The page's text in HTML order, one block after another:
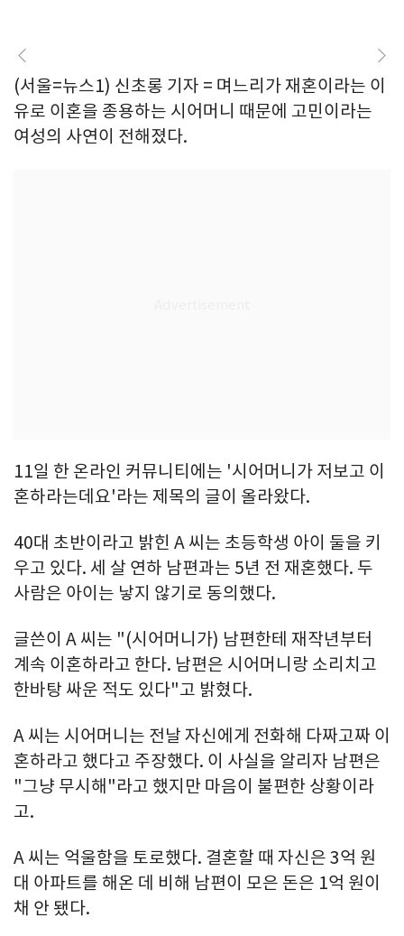
(서울=뉴스1) 신초롱 기자 = 며느리가 재혼이라는 이
유로 이혼을 종용하는 시어머니 때문에 고민이라는
여성의 사연이 전해졌다.
11일 한 온라인 커뮤니티에는 '시어머니가 저보고 이
혼하라는데요'라는 제목의 글이 올라왔다.
40대 초반이라고 밝힌 A 씨는 초등학생 아이 둘을 키
우고 있다. 세 살 연하 남편과는 5년 전 재혼했다. 두
사람은 아이는 낳지 않기로 동의했다.
글쓴이 A 씨는 "(시어머니가) 남편한테 재작년부터
계속 이혼하라고 한다. 남편은 시어머니랑 소리치고
한바탕 싸운 적도 있다"고 밝혔다.
A 씨는 시어머니는 전날 자신에게 전화해 다짜고짜 이
혼하라고 했다고 주장했다. 이 사실을 알리자 남편은
"그냥 무시해"라고 했지만 마음이 불편한 상황이라
고.
A 씨는 억울함을 토로했다. 결혼할 때 자신은 3억 원
대 아파트를 해온 데 비해 남편이 모은 돈은 1억 원이
채 안 됐다.